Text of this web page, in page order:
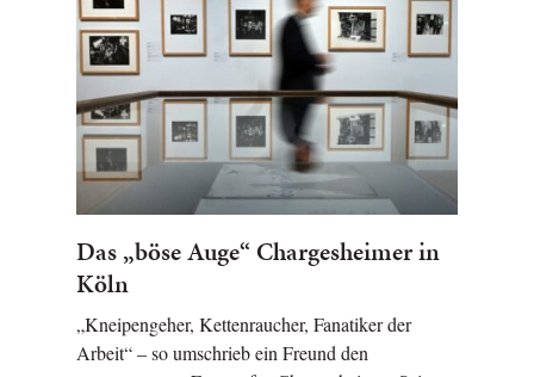
Das „böse Auge“ Chargesheimer in
Köln
„Kneipengeher, Kettenraucher, Fanatiker der
Arbeit“ – so umschrieb ein Freund den